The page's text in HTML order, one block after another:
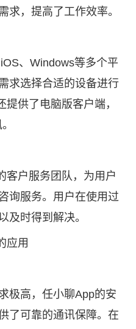
求，提高了工作效率。
、Windows等多个平
求选择合适的设备进行
供了电脑版客户端，
客户服务团队，为用户
询服务。用户在使用过
及时得到解决。
应用
极高，任小聊App的安
了可靠的通讯保障。在